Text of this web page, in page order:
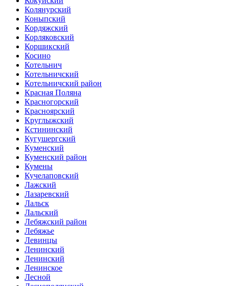
Колянурский
Коныпский
Кордяжский
Корляковский
Коршикский
Косино
Котельнич
Котельничский
Котельничский район
Красная Поляна
Красногорский
Красноярский
Круглыжский
Кстининский
Кугушергский
Куменский
Куменский район
Кумены
Кучелаповский
Лажский
Лазаревский
Лальск
Лальский
Лебяжский район
Лебяжье
Левинцы
Ленинский
Ленинский
Ленинское
Лесной